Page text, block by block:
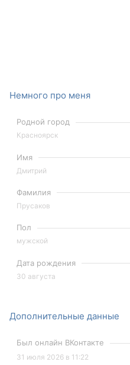
Немного про меня
Родной город
Красноярск
Имя
Дмитрий
Фамилия
Прусаков
Пол
мужской
Дата рождения
30 августа
Дополнительные данные
Был онлайн ВКонтакте
31 июля 2026 в 11:22